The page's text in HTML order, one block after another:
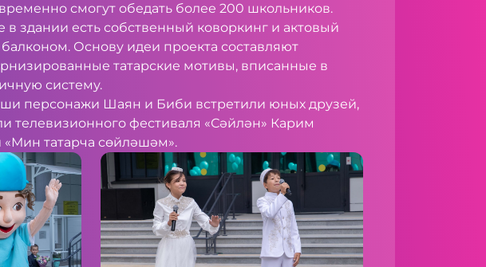
смогут обедать более 200 школьников.
в здании есть собственный коворкинг и актовый
балконом. Основу идеи проекта составляют
татарские мотивы, вписанные в
систему.
персонажи Шаян и Биби встретили юных друзей,
телевизионного фестиваля «Сәйлән» Карим
татарча сөйләшәм».